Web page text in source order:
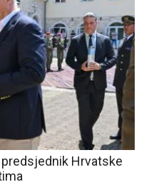
predsjednik Hrvatske